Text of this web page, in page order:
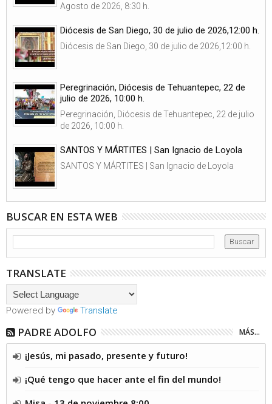
Agosto de 2026, 8:30 h.
Diócesis de San Diego, 30 de julio de 2026,12:00 h.
Diócesis de San Diego, 30 de julio de 2026,12:00 h.
Peregrinación, Diócesis de Tehuantepec, 22 de
julio de 2026, 10:00 h.
Peregrinación, Diócesis de Tehuantepec, 22 de julio
de 2026, 10:00 h.
SANTOS Y MÁRTITES | San Ignacio de Loyola
SANTOS Y MÁRTITES | San Ignacio de Loyola
BUSCAR EN ESTA WEB
TRANSLATE
Powered by Translate
PADRE ADOLFO MÁS...
¡Jesús, mi pasado, presente y futuro!
¡Qué tengo que hacer ante el fin del mundo!